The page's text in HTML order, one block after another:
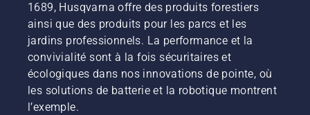
1689, Husqvarna offre des produits forestiers
ainsi que des produits pour les parcs et les
jardins professionnels. La performance et la
convivialité sont à la fois sécuritaires et
écologiques dans nos innovations de pointe, où
les solutions de batterie et la robotique montrent
l’exemple.